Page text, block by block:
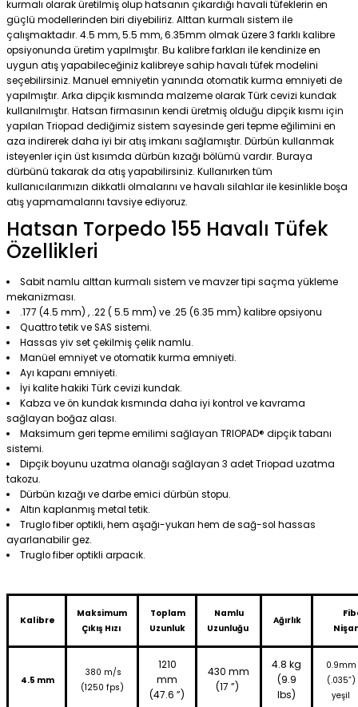
kurmalı olarak üretilmiş olup hatsanın çıkardığı havali tüfeklerin en
güçlü modellerinden biri diyebiliriz. Alttan kurmalı sistem ile
çalışmaktadır. 4.5 mm, 5.5 mm, 6.35mm olmak üzere 3 farklı kalibre
opsiyonunda üretim yapılmıştır. Bu kalibre farkları ile kendinize en
uygun atış yapabileceğiniz kalibreye sahip havalı tüfek modelini
seçebilirsiniz. Manuel emniyetin yanında otomatik kurma emniyeti de
yapılmıştır. Arka dipçik kısmında malzeme olarak Türk cevizi kundak
kullanılmıştır. Hatsan firmasının kendi üretmiş olduğu dipçik kısmı için
yapılan Triopad dediğimiz sistem sayesinde geri tepme eğilimini en
aza indirerek daha iyi bir atış imkanı sağlamıştır. Dürbün kullanmak
isteyenler için üst kısımda dürbün kızağı bölümü vardır. Buraya
dürbünü takarak da atış yapabilirsiniz. Kullanırken tüm
kullanıcılarımızın dikkatli olmalarını ve havalı silahlar ile kesinlikle boşa
atış yapmamalarını tavsiye ediyoruz.
Hatsan Torpedo 155 Havalı Tüfek
Özellikleri
Sabit namlu alttan kurmalı sistem ve mavzer tipi saçma yükleme
mekanizması.
.177 (4.5 mm) , .22 ( 5.5 mm) ve .25 (6.35 mm) kalibre opsiyonu
Quattro tetik ve SAS sistemi.
Hassas yiv set çekilmiş çelik namlu.
Manüel emniyet ve otomatik kurma emniyeti.
Ayı kapanı emniyeti.
İyi kalite hakiki Türk cevizi kundak.
Kabza ve ön kundak kısmında daha iyi kontrol ve kavrama
sağlayan boğaz alası.
Maksimum geri tepme emilimi sağlayan TRIOPAD® dipçik tabanı
sistemi.
Dipçik boyunu uzatma olanağı sağlayan 3 adet Triopad uzatma
takozu.
Dürbün kızağı ve darbe emici dürbün stopu.
Altın kaplanmış metal tetik.
Truglo fiber optikli, hem aşağı-yukarı hem de sağ-sol hassas
ayarlanabilir gez.
Truglo fiber optikli arpacık.
Kalibre
Maksimum
Çıkış Hızı
Toplam
Uzunluk
Namlu
Uzunluğu
Ağırlık
4.5 mm
380 m/s
(1250 fps)
1210
mm
(47.6 ”)
430 mm
(17 ”)
4.8 kg
(9.9
lbs)
0.9mm
(.035”)
yeşil